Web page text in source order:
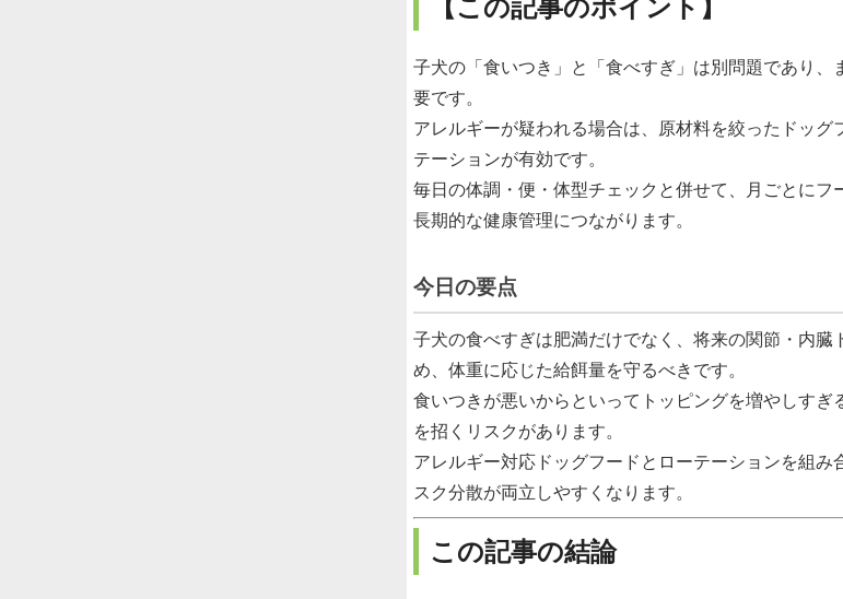
【この記事のポイント】
子犬の「食いつき」と「食べすぎ」は別問題であり、
要です。
アレルギーが疑われる場合は、原材料を絞ったドッグ
テーションが有効です。
毎日の体調・便・体型チェックと併せて、月ごとにフ
長期的な健康管理につながります。
今日の要点
子犬の食べすぎは肥満だけでなく、将来の関節・内臓
め、体重に応じた給餌量を守るべきです。
食いつきが悪いからといってトッピングを増やしすぎ
を招くリスクがあります。
アレルギー対応ドッグフードとローテーションを組み
スク分散が両立しやすくなります。
この記事の結論